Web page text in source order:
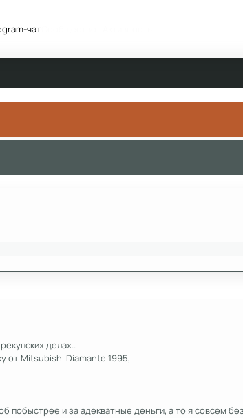
чатСообщество
делах..
от Mitsubishi Diamante 1995,
побыстрее и за адекватные деньги, а то я совсем